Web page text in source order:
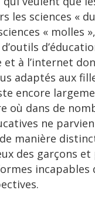
les sciences «
« molles
et à l’internet
adaptés aux
encore
où dans de
ne
manière
des garçons
incapables